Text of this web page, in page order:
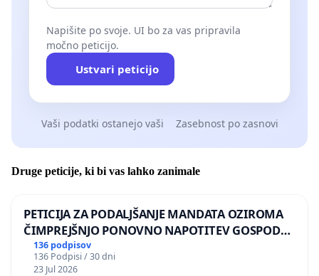
Napišite po svoje. UI bo za vas pripravila
močno peticijo.
Ustvari peticijo
Vaši podatki ostanejo vaši Zasebnost po zasnovi
Druge peticije, ki bi vas lahko zanimale
PETICIJA ZA PODALJŠANJE MANDATA OZIROMA
ČIMPREJŠNJO PONOVNO NAPOTITEV GOSPODA
BERNARDA ŠRAJNERJA NA VELEPOSLANIŠTVO
REPUBLIKE SLOVENIJE V MOSKVI
136 podpisov
136 Podpisi / 30 dni
23 Jul 2026